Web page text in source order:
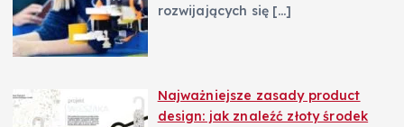
rozwijających się […]
Najważniejsze zasady product
design: jak znaleźć złoty środek